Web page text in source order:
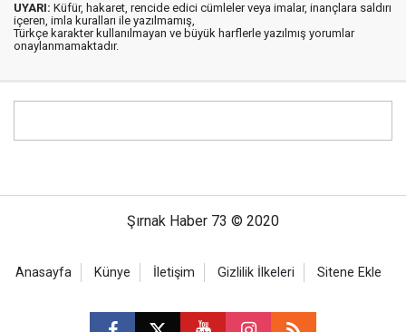
UYARI: Küfür, hakaret, rencide edici cümleler veya imalar, inançlara saldırı
içeren, imla kuralları ile yazılmamış,
Türkçe karakter kullanılmayan ve büyük harflerle yazılmış yorumlar
onaylanmamaktadır.
Şırnak Haber 73 © 2020
Anasayfa Künye İletişim Gizlilik İlkeleri Sitene Ekle